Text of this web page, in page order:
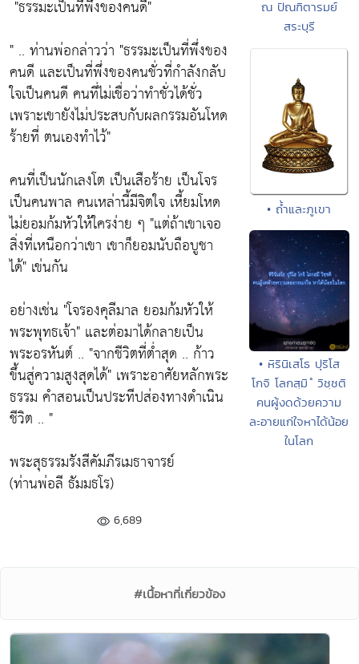
"ธรรมะเป็นที่พึ่งของคนดี"
" .. ท่านพ่อกล่าวว่า "ธรรมะเป็นที่พึ่งของ
คนดี และเป็นที่พึ่งของคนชั่วที่กำลังกลับ
ใจเป็นคนดี คนที่ไม่เชื่อว่าทำชั่วได้ชั่ว
เพราะเขายังไม่ประสบกับผลกรรมอันโหด
ร้ายที่ ตนเองทำไว้"
คนที่เป็นนักเลงโต เป็นเสือร้าย เป็นโจร
เป็นคนพาล คนเหล่านี้มีจิตใจ เหี้ยมโหด
ไม่ยอมก้มหัวให้ใครง่าย ๆ "แต่ถ้าเขาเจอ
สิ่งที่เหนือกว่าเขา เขาก็ยอมนับถือบูชา
ได้" เข่นกัน
อย่างเช่น "โจรองคุลีมาล ยอมก้มหัวให้
พระพุทธเจ้า" และต่อมาได้กลายเป็น
พระอรหันต์ .. "จากชีวิตที่ตํ่าสุด .. ก้าว
ขึ้นสู่ความสูงสุดได้" เพราะอาศัยหลักพระ
ธรรม คำสอนเป็นประทีปส่องทางดำเนิน
ชีวิต .. "
พระสุธรรมรังสีคัมภีรเมธาจารย์
(ท่านพ่อลี ธัมมธโร)
6,689
ณ ปัณฑิตารมย์
สระบุรี
• ถ้ำและภูเขา
• หิรินิเสโธ ปุริโส
โกจิ โลกสฺมิ ํ วิชฺชติ
คนผู้งดด้วยความ
ละอายแก่ใจหาได้น้อย
ในโลก
#เนื้อหาที่เกี่ยวข้อง